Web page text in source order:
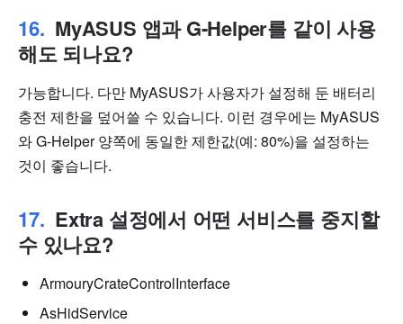
MyASUS 앱과 G-Helper를 같이 사용
해도 되나요?
가능합니다. 다만 MyASUS가 사용자가 설정해 둔 배터리
충전 제한을 덮어쓸 수 있습니다. 이런 경우에는 MyASUS
와 G-Helper 양쪽에 동일한 제한값(예: 80%)을 설정하는
것이 좋습니다.
Extra 설정에서 어떤 서비스를 중지할
수 있나요?
ArmouryCrateControlInterface
AsHidService